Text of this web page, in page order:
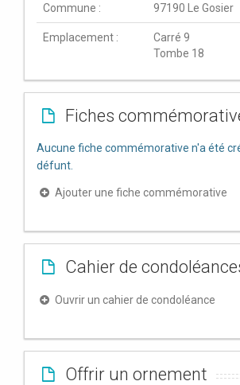
Commune : 97190 Le Gosier
Emplacement :
Carré 9
Tombe 18
Fiches
Aucune fiche commémorative n'a été
défunt.
Ajouter une fiche commémorative
Cahier de
Ouvrir un cahier de condoléance
Offrir un ornement